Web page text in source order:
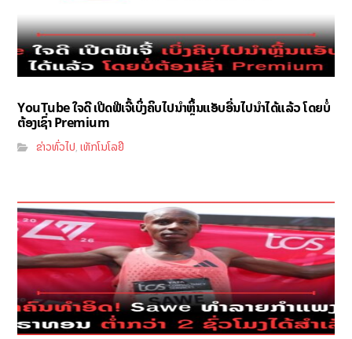
YouTube ໃຈດີ ເປີດຟີເຈີ້ເບິ່ງຄິບໄປນຳຫຼິ້ນແອັບອື່ນໄປນຳໄດ້ແລ້ວ ໂດຍບໍ່
ຕ້ອງເຊົ່າ Premium
ຂ່າວທົ່ວໄປ,ເທັກໂນໂລຢີ